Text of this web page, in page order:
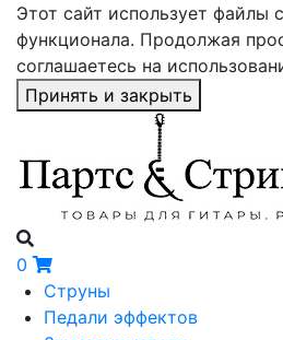
Этот сайт использует файлы
функционала. Продолжая
соглашаетесь на
Принять и закрыть
0
Струны
Педали эффектов